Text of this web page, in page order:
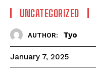
UNCATEGORIZED
AUTHOR: Tyo
January 7, 2025